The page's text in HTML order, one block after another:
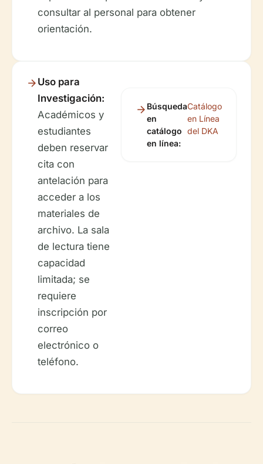
consultar al personal para obtener
orientación.
Uso para
Investigación:
Académicos y
estudiantes
deben reservar
cita con
antelación para
acceder a los
materiales de
archivo. La sala
de lectura tiene
capacidad
limitada; se
requiere
inscripción por
correo
electrónico o
teléfono.
Búsqueda
en
catálogo
en línea:
Catálogo
en Línea
del DKA